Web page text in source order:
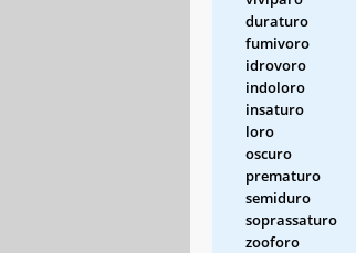
duraturo
fumivoro
idrovoro
indoloro
insaturo
loro
oscuro
prematuro
semiduro
soprassaturo
zooforo